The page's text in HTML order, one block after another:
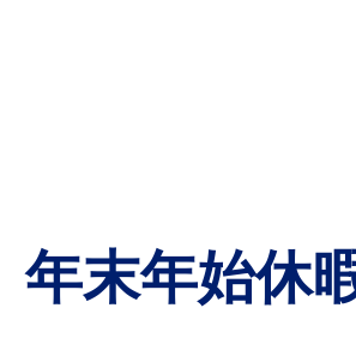
年末年始休